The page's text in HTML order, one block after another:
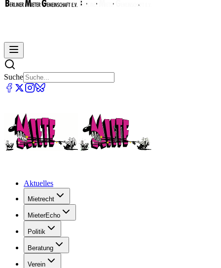
Suche
Aktuelles
Mietrecht
MieterEcho
Politik
Beratung
Verein